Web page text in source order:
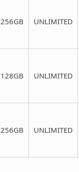
256GB​ UNLIMITED​
128GB​ UNLIMITED​
256GB​ UNLIMITED​